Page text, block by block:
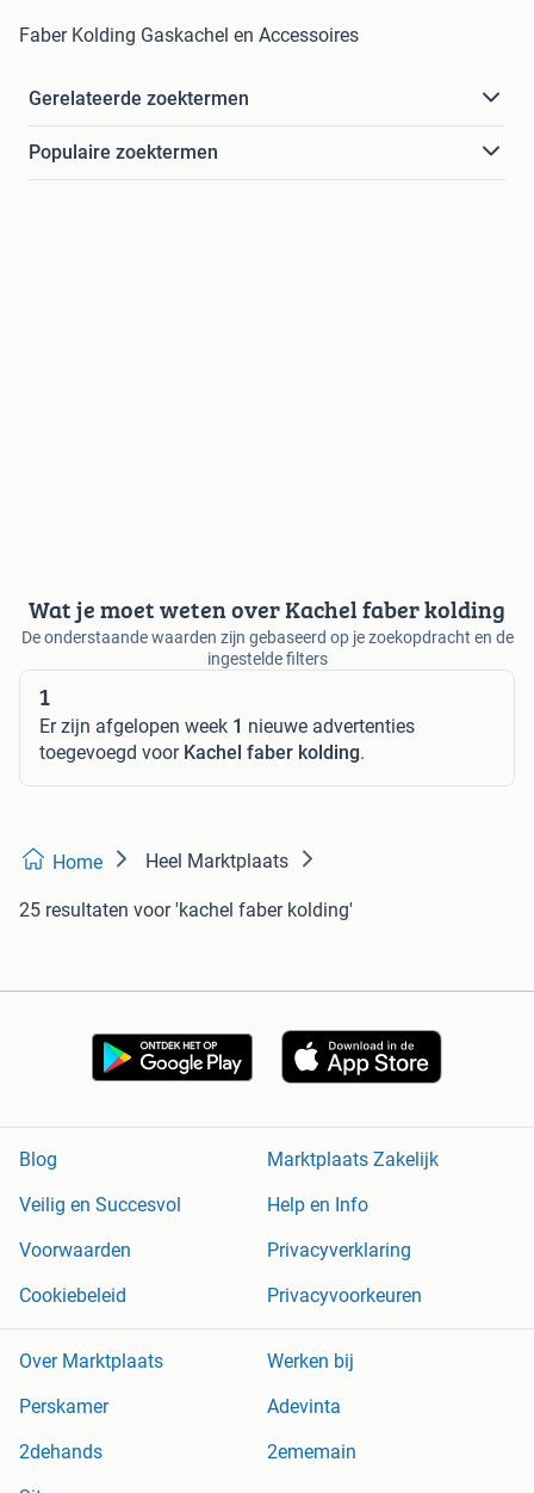
Faber Kolding Gaskachel en Accessoires
Gerelateerde zoektermen
Populaire zoektermen
Wat je moet weten over Kachel faber kolding
De onderstaande waarden zijn gebaseerd op je zoekopdracht en de
ingestelde filters
1
Er zijn afgelopen week 1 nieuwe advertenties
toegevoegd voor Kachel faber kolding.
Home Heel Marktplaats
25 resultaten voor 'kachel faber kolding'
Blog
Marktplaats Zakelijk
Veilig en Succesvol
Help en Info
Voorwaarden
Privacyverklaring
Cookiebeleid
Privacyvoorkeuren
Over Marktplaats
Werken bij
Perskamer
Adevinta
2dehands
2ememain